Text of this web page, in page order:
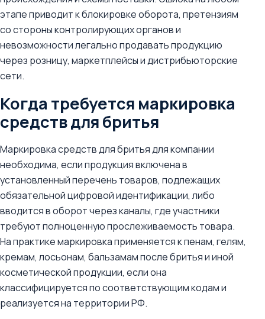
этапе приводит к блокировке оборота, претензиям
со стороны контролирующих органов и
невозможности легально продавать продукцию
через розницу, маркетплейсы и дистрибьюторские
сети.
Когда требуется маркировка
средств для бритья
Маркировка средств для бритья для компании
необходима, если продукция включена в
установленный перечень товаров, подлежащих
обязательной цифровой идентификации, либо
вводится в оборот через каналы, где участники
требуют полноценную прослеживаемость товара.
На практике маркировка применяется к пенам, гелям,
кремам, лосьонам, бальзамам после бритья и иной
косметической продукции, если она
классифицируется по соответствующим кодам и
реализуется на территории РФ.